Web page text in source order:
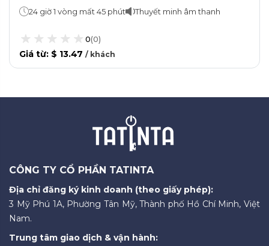
24 giờ 1 vòng mất 45 phút Thuyết minh âm thanh
0(0)
Giá từ: $ 13.47 / khách
CÔNG TY CỔ PHẦN TATINTA
Địa chỉ đăng ký kinh doanh (theo giấy phép):
3 Mỹ Phú 1A, Phường Tân Mỹ, Thành phố Hồ Chí Minh, Việt
Nam.
Trung tâm giao dịch & vận hành: